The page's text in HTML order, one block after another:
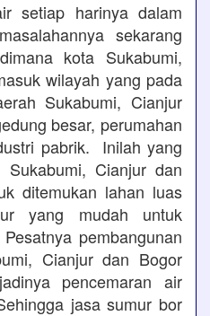
setiap harinya dalam
sekarang
kota Sukabumi,
wilayah yang pada
Sukabumi, Cianjur
besar, perumahan
pabrik. Inilah yang
Sukabumi, Cianjur dan
ditemukan lahan luas
yang mudah untuk
pembangunan
Cianjur dan Bogor
pencemaran air
jasa sumur bor